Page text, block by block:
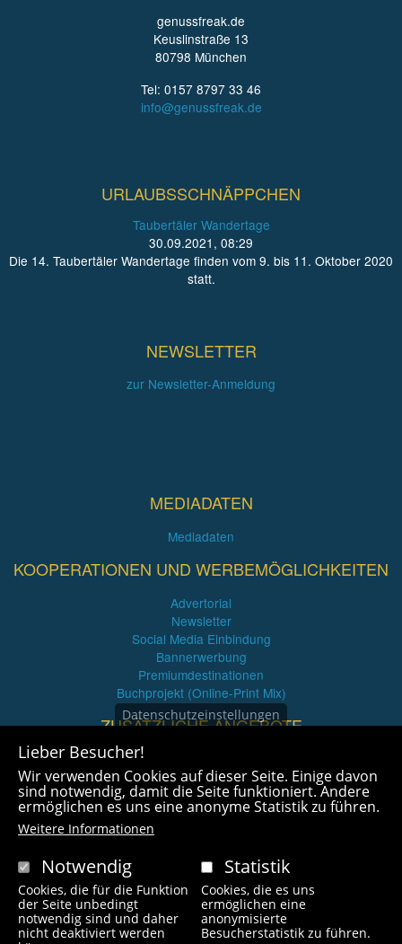
genussfreak.de
Keuslinstraße 13
80798 München
Tel: 0157 8797 33 46
info@genussfreak.de
URLAUBSSCHNÄPPCHEN
Taubertäler Wandertage
30.09.2021, 08:29
Die 14. Taubertäler Wandertage finden vom 9. bis 11. Oktober 2020
statt.
NEWSLETTER
zur Newsletter-Anmeldung
MEDIADATEN
Mediadaten
KOOPERATIONEN UND WERBEMÖGLICHKEITEN
Advertorial
Newsletter
Social Media Einbindung
Bannerwerbung
Premiumdestinationen
Buchprojekt (Online-Print Mix)
ZUSÄTZLICHE ANGEBOTE
Imagefilme und mehr
360° x 360° Fotografie
Copyright © 2021 radlfreak.de. Alle Rechte vorbehalten.
Datenschutzeinstellungen
Lieber Besucher!
Wir verwenden Cookies auf dieser Seite. Einige davon
sind notwendig, damit die Seite funktioniert. Andere
ermöglichen es uns eine anonyme Statistik zu führen.
Weitere Informationen
Notwendig
Cookies, die für die Funktion
der Seite unbedingt
notwendig sind und daher
nicht deaktiviert werden
Statistik
Cookies, die es uns
ermöglichen eine
anonymisierte
Besucherstatistik zu führen.